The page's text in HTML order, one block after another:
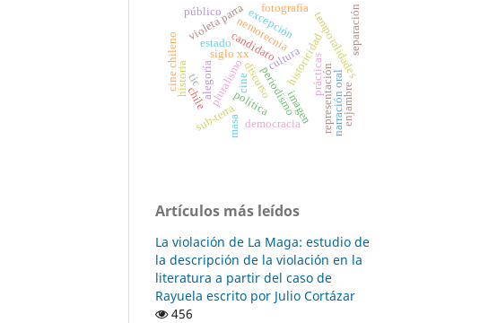
periodismo
pluralismo historicidad
prácticas
cultura
discurso temporalidades
candidato
representación
alegoría
política
chile
siglo xx
cine
historia
nemotecnia
narración oral
violeta parra
sub-terra imagen
tic
cine chileno
excepción
democracia
fotografía
estado
público
masa enjambre
separación
Artículos más leídos
La violación de La Maga: estudio de
la descripción de la violación en la
literatura a partir del caso de
Rayuela escrito por Julio Cortázar
456